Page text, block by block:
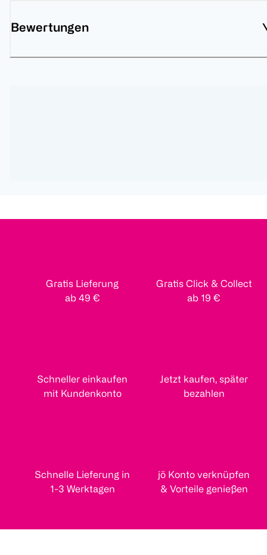
Bewertungen
Gratis Lieferung
ab 49 €
Gratis Click & Collect
ab 19 €
Schneller einkaufen
mit Kundenkonto
Jetzt kaufen, später
bezahlen
Schnelle Lieferung in
1-3 Werktagen
jö Konto verknüpfen
& Vorteile genießen